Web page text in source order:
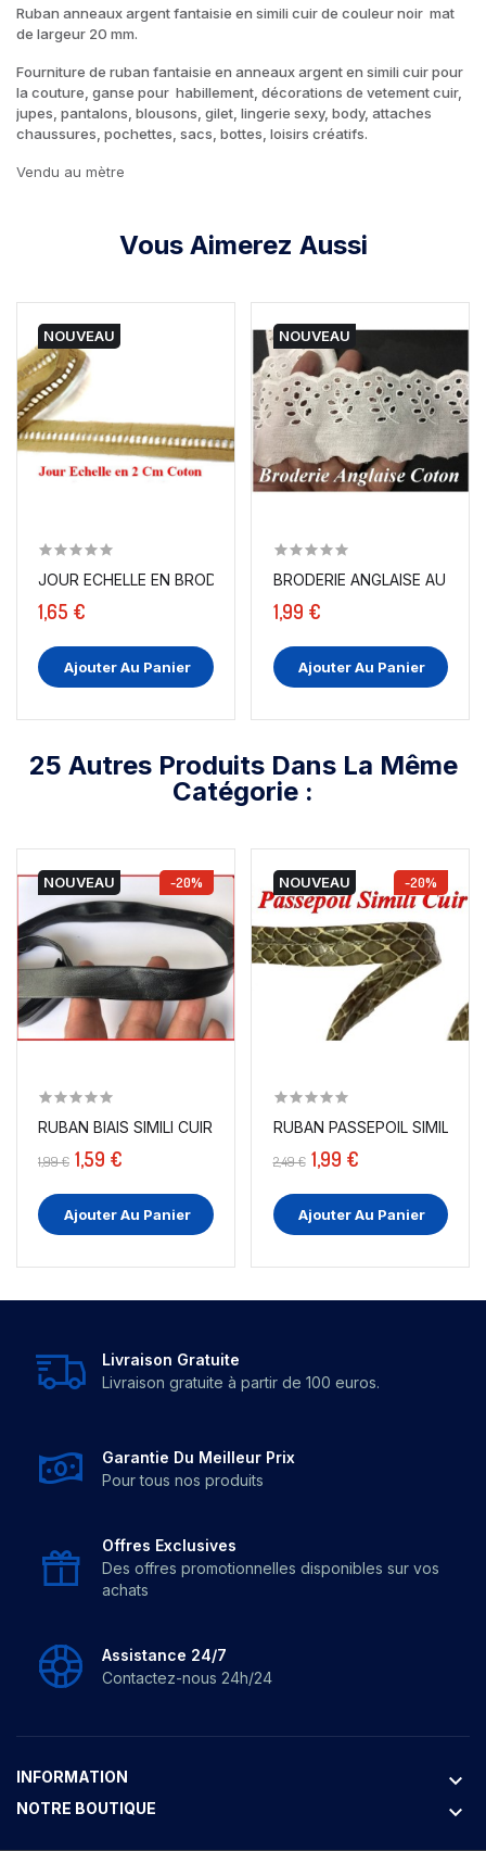
Ruban anneaux argent fantaisie en simili cuir de couleur noir mat
de largeur 20 mm.
Fourniture de ruban fantaisie en anneaux argent en simili cuir pour
la couture, ganse pour habillement, décorations de vetement cuir,
jupes, pantalons, blousons, gilet, lingerie sexy, body, attaches
chaussures, pochettes, sacs, bottes, loisirs créatifs.
Vendu au mètre
Vous Aimerez Aussi
NOUVEAU
JOUR ECHELLE EN BRODERIE ANLAISE 2 CM BEIGE, À...
1,65 €
Ajouter Au Panier
NOUVEAU
BRODERIE ANGLAISE AU
1,99 €
Ajouter Au Panier
25 Autres Produits Dans La Même
Catégorie :
NOUVEAU -20%
RUBAN BIAIS SIMILI CUIR MAT NOIR AU MÈTRE EN...
1,99 € 1,59 €
Ajouter Au Panier
NOUVEAU -20%
RUBAN PASSEPOIL SIMILI
2,49 € 1,99 €
Ajouter Au Panier
Livraison Gratuite
Livraison gratuite à partir de 100 euros.
Garantie Du Meilleur Prix
Pour tous nos produits
Offres Exclusives
Des offres promotionnelles disponibles sur vos
achats
Assistance 24/7
Contactez-nous 24h/24
INFORMATION keyboard_arrow_down
NOTRE BOUTIQUE keyboard_arrow_down